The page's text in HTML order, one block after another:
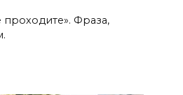
проходите». Фраза,